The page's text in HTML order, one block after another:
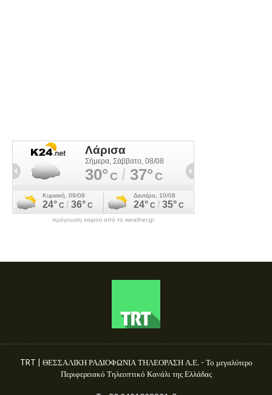
πρόγνωση καιρού από το weather.gr
TRT | ΘΕΣΣΑΛΙΚΗ ΡΑΔΙΟΦΩΝΙΑ ΤΗΛΕΟΡΑΣΗ Α.Ε. - Το μεγαλύτερο
Περιφερειακό Τηλεοπτικό Κανάλι της Ελλάδας